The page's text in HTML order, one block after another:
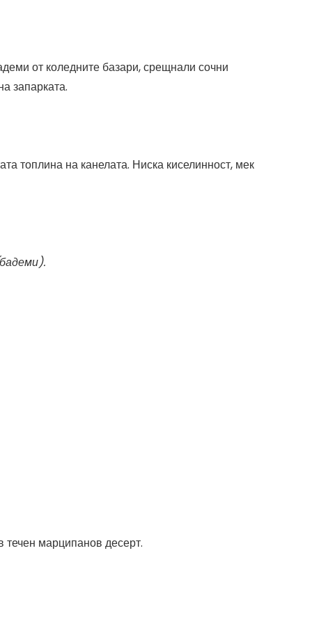
от коледните базари, срещнали сочни
запарката.
топлина на канелата. Ниска киселинност, мек
марципанов десерт.